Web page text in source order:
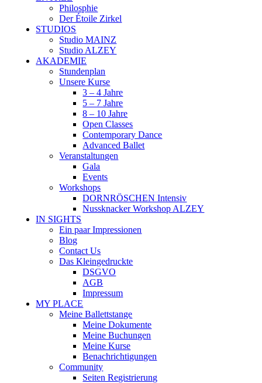
Philosphie
Der Étoile Zirkel
STUDIOS
Studio MAINZ
Studio ALZEY
AKADEMIE
Stundenplan
Unsere Kurse
3 – 4 Jahre
5 – 7 Jahre
8 – 10 Jahre
Open Classes
Contemporary Dance
Advanced Ballet
Veranstaltungen
Gala
Events
Workshops
DORNRÖSCHEN Intensiv
Nussknacker Workshop ALZEY
IN SIGHTS
Ein paar Impressionen
Blog
Contact Us
Das Kleingedruckte
DSGVO
AGB
Impressum
MY PLACE
Meine Ballettstange
Meine Dokumente
Meine Buchungen
Meine Kurse
Benachrichtigungen
Community
Seiten Registrierung